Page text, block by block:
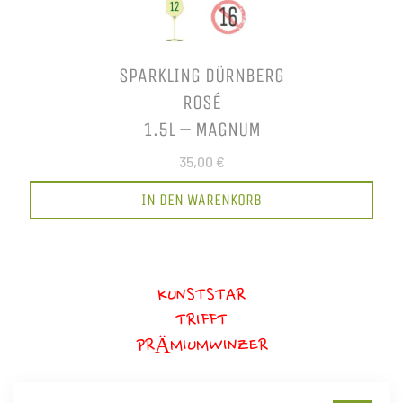
SPARKLING DÜRNBERG
ROSÉ
1.5L – MAGNUM
35,00 €
IN DEN WARENKORB
KUNSTSTAR
TRIFFT
PRÄMIUMWINZER